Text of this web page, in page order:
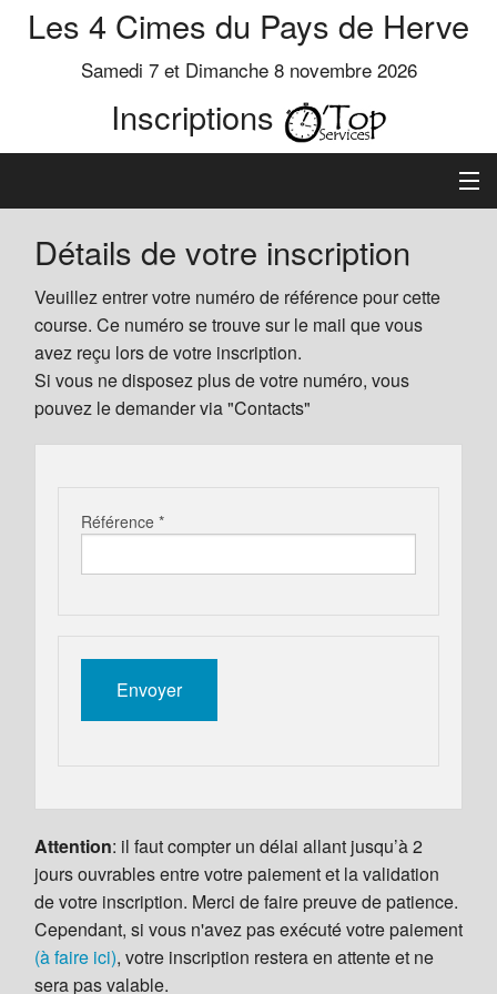
Les 4 Cimes du Pays de Herve
Samedi 7 et Dimanche 8 novembre 2026
Inscriptions
Inscription
Préinscrits
Informations
Détails de votre inscription
Veuillez entrer votre numéro de référence pour cette
course. Ce numéro se trouve sur le mail que vous
avez reçu lors de votre inscription.
Si vous ne disposez plus de votre numéro, vous
pouvez le demander via "Contacts"
Référence *
Attention: il faut compter un délai allant jusqu’à 2
jours ouvrables entre votre paiement et la validation
de votre inscription. Merci de faire preuve de patience.
Cependant, si vous n'avez pas exécuté votre paiement
(à faire ici), votre inscription restera en attente et ne
sera pas valable.